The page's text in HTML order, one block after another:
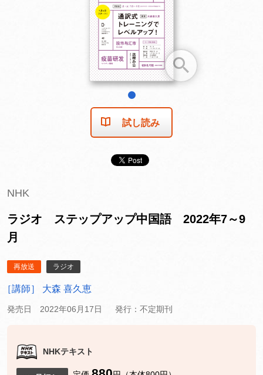
試し読み
NHK
ラジオ ステップアップ中国語 2022年7～9
月
再放送 ラジオ
［講師］ 大森 喜久恵
発売日 2022年06月17日 発行：不定期刊
NHKテキスト